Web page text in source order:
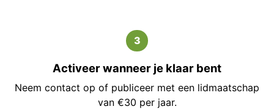
3
Activeer wanneer je klaar bent
Neem contact op of publiceer met een lidmaatschap
van €30 per jaar.